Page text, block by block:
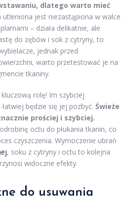
dlatego warto mieć
utleniona jest niezastąpiona w walce
– działa delikatnie, ale
do zębów i sok z cytryny, to
jednak przed
warto przetestować je na
tkaniny.
rolę! Im szybciej
będzie się jej pozbyć. Świeże
prościej i szybciej.
octu do płukania tkanin, co
czyszczenia. Wymoczenie ubrań
, soku z cytryny i octu to kolejna
widoczne efekty.
do usuwania